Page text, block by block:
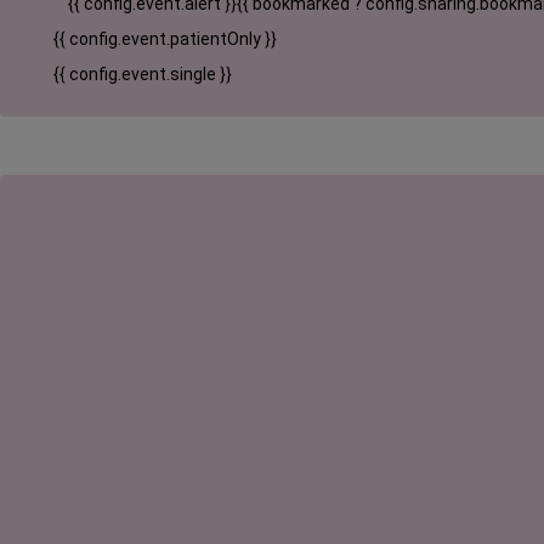
{{ config.event.alert }}{{ bookmarked ?
{{ config.event.patientOnly }}
{{ config.event.single }}